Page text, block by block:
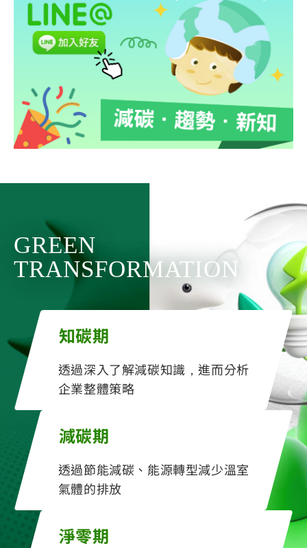
GREEN
TRANSFORMATION
知碳期
透過深入了解減碳知識，進而分析
企業整體策略
減碳期
透過節能減碳、能源轉型減少溫室
氣體的排放
淨零期